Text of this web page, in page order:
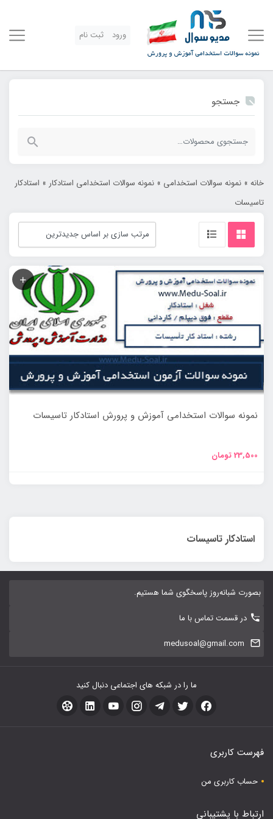
ورود ثبت نام
جستجو
جستجو
خانه » نمونه سوالات استخدامی » نمونه سوالات استخدامی استادکار » استادکار
تاسیسات
نمونه سوالات استخدامی آموزش و پرورش استادکار تاسیسات
23,500تومان
استادکار تاسیسات
بصورت شبانه‌روز پاسخگوی شما هستیم.
در قسمت تماس با ما
medusoal@gmail.com
ما را در شبکه های اجتماعی دنبال کنید
فهرست کاربری
حساب کاربری من
ارتباط با پشتیبانی